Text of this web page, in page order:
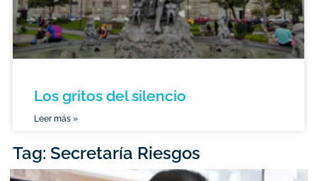
Los gritos del silencio
Leer más »
Tag: Secretaría Riesgos